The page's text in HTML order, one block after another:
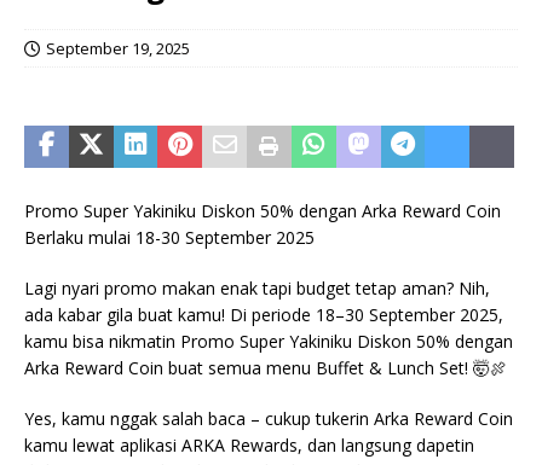
September 19, 2025
Promo Super Yakiniku Diskon 50% dengan Arka Reward Coin
Berlaku mulai 18-30 September 2025
Lagi nyari promo makan enak tapi budget tetap aman? Nih,
ada kabar gila buat kamu! Di periode 18–30 September 2025,
kamu bisa nikmatin Promo Super Yakiniku Diskon 50% dengan
Arka Reward Coin buat semua menu Buffet & Lunch Set! 🤯🍖
Yes, kamu nggak salah baca – cukup tukerin Arka Reward Coin
kamu lewat aplikasi ARKA Rewards, dan langsung dapetin